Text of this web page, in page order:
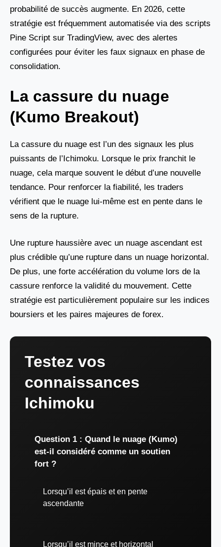
probabilité de succès augmente. En 2026, cette
stratégie est fréquemment automatisée via des scripts
Pine Script sur TradingView, avec des alertes
configurées pour éviter les faux signaux en phase de
consolidation.
La cassure du nuage
(Kumo Breakout)
La cassure du nuage est l’un des signaux les plus
puissants de l’Ichimoku. Lorsque le prix franchit le
nuage, cela marque souvent le début d’une nouvelle
tendance. Pour renforcer la fiabilité, les traders
vérifient que le nuage lui-même est en pente dans le
sens de la rupture.
Une rupture haussière avec un nuage ascendant est
plus crédible qu’une rupture dans un nuage horizontal.
De plus, une forte accélération du volume lors de la
cassure renforce la validité du mouvement. Cette
stratégie est particulièrement populaire sur les indices
boursiers et les paires majeures de forex.
Testez vos
connaissances
Ichimoku
Question 1 : Quand le nuage (Kumo)
est-il considéré comme un soutien
fort ?
Lorsqu’il est épais et en pente
ascendante
Lorsqu’il est mince et horizontal